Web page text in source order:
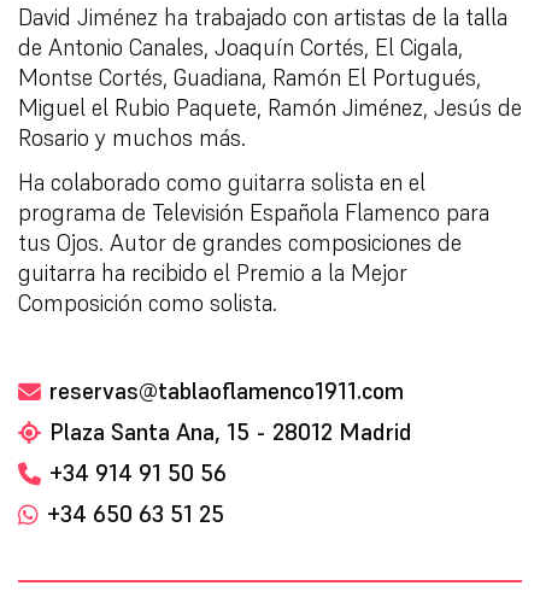
David Jiménez ha trabajado con artistas de la talla
de Antonio Canales, Joaquín Cortés, El Cigala,
Montse Cortés, Guadiana, Ramón El Portugués,
Miguel el Rubio Paquete, Ramón Jiménez, Jesús de
Rosario y muchos más.
Ha colaborado como guitarra solista en el
programa de Televisión Española Flamenco para
tus Ojos. Autor de grandes composiciones de
guitarra ha recibido el Premio a la Mejor
Composición como solista.
reservas@tablaoflamenco1911.com
Plaza Santa Ana, 15 - 28012 Madrid
+34 914 91 50 56
+34 650 63 51 25